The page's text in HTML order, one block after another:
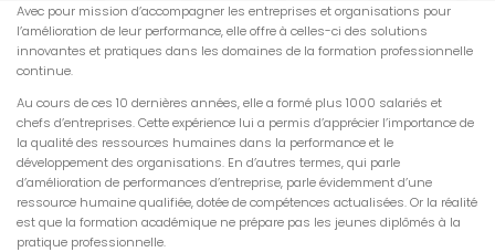
Avec pour mission d’accompagner les entreprises et organisations pour
l’amélioration de leur performance, elle offre à celles-ci des solutions
innovantes et pratiques dans les domaines de la formation professionnelle
continue.
Au cours de ces 10 dernières années, elle a formé plus 1000 salariés et
chefs d’entreprises. Cette expérience lui a permis d’apprécier l’importance de
la qualité des ressources humaines dans la performance et le
développement des organisations. En d’autres termes, qui parle
d’amélioration de performances d’entreprise, parle évidemment d’une
ressource humaine qualifiée, dotée de compétences actualisées. Or la réalité
est que la formation académique ne prépare pas les jeunes diplômés à la
pratique professionnelle.